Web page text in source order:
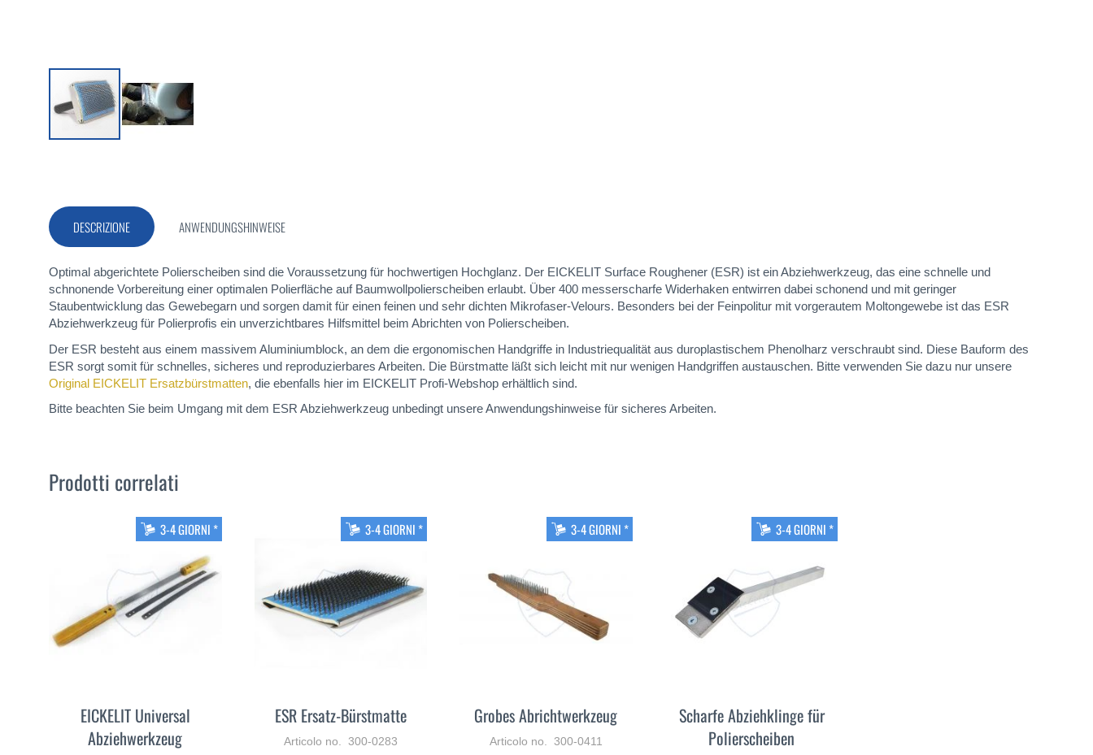
di
immaginiDESCRIZIONE
Optimal abgerichtete Polierscheiben sind die Voraussetzung für hochwertigen Hochglanz. Der EICKELIT Surface Roughener (ESR) ist ein Abziehwerkzeug, das eine schnelle und
schnonende Vorbereitung einer optimalen Polierfläche auf Baumwollpolierscheiben erlaubt. Über 400 messerscharfe Widerhaken entwirren dabei schonend und mit geringer
Staubentwicklung das Gewebegarn und sorgen damit für einen feinen und sehr dichten Mikrofaser-Velours. Besonders bei der Feinpolitur mit vorgerautem Moltongewebe ist das ESR
Abziehwerkzeug für Polierprofis ein unverzichtbares Hilfsmittel beim Abrichten von Polierscheiben.
Der ESR besteht aus einem massivem Aluminiumblock, an dem die ergonomischen Handgriffe in Industriequalität aus duroplastischem Phenolharz verschraubt sind. Diese Bauform des
ESR sorgt somit für schnelles, sicheres und reproduzierbares Arbeiten. Die Bürstmatte läßt sich leicht mit nur wenigen Handgriffen austauschen. Bitte verwenden Sie dazu nur unsere
Original EICKELIT Ersatzbürstmatten, die ebenfalls hier im EICKELIT Profi-Webshop erhältlich sind.
Bitte beachten Sie beim Umgang mit dem ESR Abziehwerkzeug unbedingt unsere Anwendungshinweise für sicheres Arbeiten.
ANWENDUNGSHINWEISE
Prodotti correlati
3-4 GIORNI *
EICKELIT Universal
Abziehwerkzeug
3-4 GIORNI *
ESR Ersatz-Bürstmatte
Articolo no. 300-0283
3-4 GIORNI *
Grobes Abrichtwerkzeug
Articolo no. 300-0411
3-4 GIORNI *
Scharfe Abziehklinge für
Polierscheiben